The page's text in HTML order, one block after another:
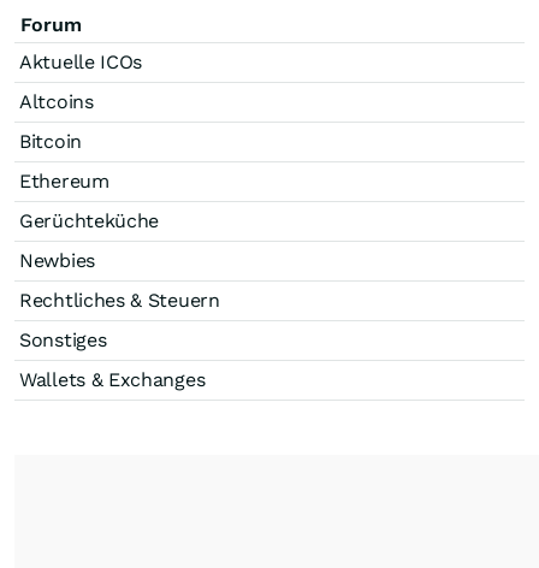
Forum
Aktuelle ICOs
Altcoins
Bitcoin
Ethereum
Gerüchteküche
Newbies
Rechtliches & Steuern
Sonstiges
Wallets & Exchanges